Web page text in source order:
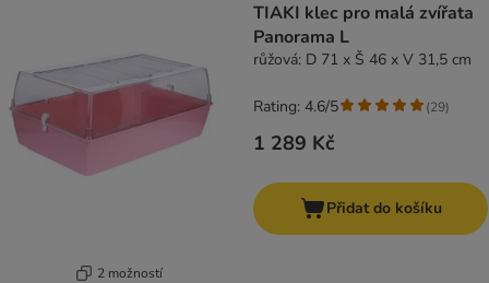
2 možností
TIAKI klec pro malá zvířata
Panorama L
růžová: D 71 x Š 46 x V 31,5 cm
1 289 Kč
Rating: 4.6/5 (29)
Přidat do košíku